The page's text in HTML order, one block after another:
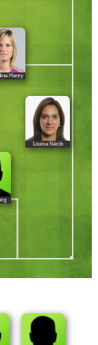
Henry
Louisa Nécib